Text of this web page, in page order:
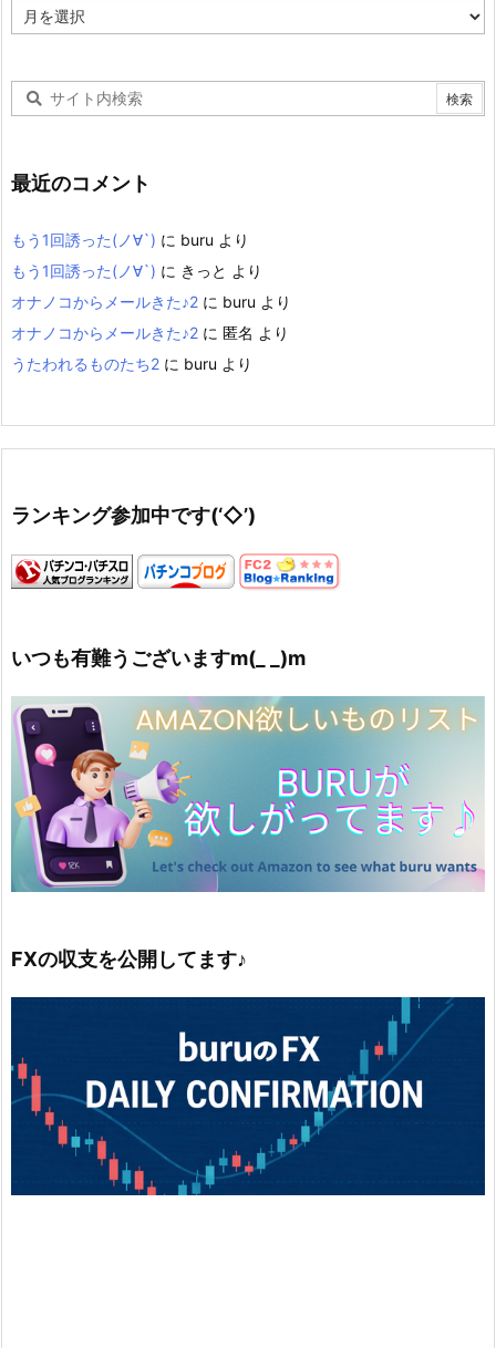
ー
最近のコメント
もう1回誘った(ノ∀`) に buru より
もう1回誘った(ノ∀`) に きっと より
オナノコからメールきた♪2 に buru より
オナノコからメールきた♪2 に 匿名 より
うたわれるものたち2 に buru より
ランキング参加中です(‘◇’)ゞ
いつも有難うございますm(_ _)m
FXの収支を公開してます♪